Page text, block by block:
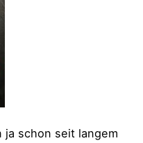
ja schon seit langem